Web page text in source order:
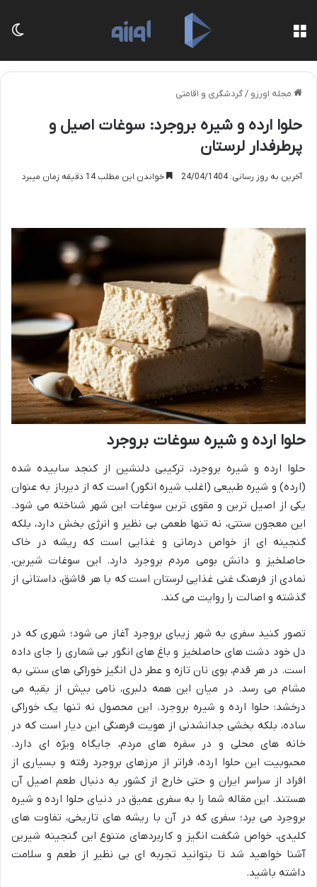
مجله اورزو /گردشگری و اقامتی
حلوا ارده و شیره بروجرد: سوغات اصیل و
پرطرفدار لرستان
آخرین به روز رسانی: 24/04/1404 خواندن این مطلب 14 دقیقه زمان میبرد
حلوا ارده و شیره سوغات بروجرد
حلوا ارده و شیره بروجرد، ترکیبی دلنشین از کنجد سابیده شده
(ارده) و شیره طبیعی (اغلب شیره انگور) است که از دیرباز به عنوان
یکی از اصیل ترین و مقوی ترین سوغات این شهر شناخته می شود.
این معجون سنتی، نه تنها طعمی بی نظیر و انرژی بخش دارد، بلکه
گنجینه ای از خواص درمانی و غذایی است که ریشه در خاک
حاصلخیز و دانش بومی مردم بروجرد دارد. این سوغات شیرین،
نمادی از فرهنگ غنی غذایی لرستان است که با هر قاشق، داستانی از
گذشته و اصالت را روایت می کند.
تصور کنید سفری به شهر زیبای بروجرد آغاز می شود؛ شهری که در
دل خود دشت های حاصلخیز و باغ های انگور بی شماری را جای داده
است. در هر قدم، بوی نان تازه و عطر دل انگیز خوراکی های سنتی به
مشام می رسد. در میان این همه دلبری، نامی بیش از بقیه می
درخشد: حلوا ارده و شیره بروجرد. این محصول نه تنها یک خوراکی
ساده، بلکه بخشی جدانشدنی از هویت فرهنگی این دیار است که در
خانه های محلی و در سفره های مردم، جایگاه ویژه ای دارد.
محبوبیت این حلوا ارده، فراتر از مرزهای بروجرد رفته و بسیاری از
افراد از سراسر ایران و حتی خارج از کشور به دنبال طعم اصیل آن
هستند. این مقاله شما را به سفری عمیق در دنیای حلوا ارده و شیره
بروجرد می برد؛ سفری که در آن با ریشه های تاریخی، تفاوت های
کلیدی، خواص شگفت انگیز و کاربردهای متنوع این گنجینه شیرین
آشنا خواهید شد تا بتوانید تجربه ای بی نظیر از طعم و سلامت
داشته باشید.